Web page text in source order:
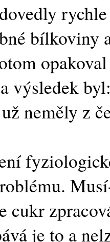
bílkoviny
výsledek
neměly z
cukr
je to a